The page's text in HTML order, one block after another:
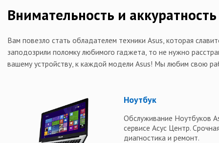
Внимательность и
Вам повезло стать обладателем техники Asus, которая
заподозрили поломку любимого гаджета, то не нужно
вашему устройству, к каждой модели Asus! Мы любим свою
Ноутбук
Обслуживание Ноутбуков
сервисе Асус Центр.
диагностика и ремонт.